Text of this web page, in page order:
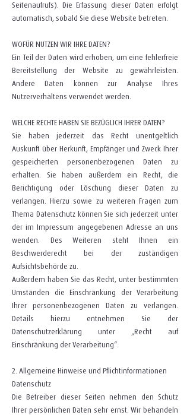
Seitenaufrufs). Die Erfassung dieser Daten erfolgt
automatisch, sobald Sie diese Website betreten.
WOFÜR NUTZEN WIR IHRE DATEN?
Ein Teil der Daten wird erhoben, um eine fehlerfreie
Bereitstellung der Website zu gewährleisten.
Andere Daten können zur Analyse Ihres
Nutzerverhaltens verwendet werden.
WELCHE RECHTE HABEN SIE BEZÜGLICH IHRER DATEN?
Sie haben jederzeit das Recht unentgeltlich
Auskunft über Herkunft, Empfänger und Zweck Ihrer
gespeicherten personenbezogenen Daten zu
erhalten. Sie haben außerdem ein Recht, die
Berichtigung oder Löschung dieser Daten zu
verlangen. Hierzu sowie zu weiteren Fragen zum
Thema Datenschutz können Sie sich jederzeit unter
der im Impressum angegebenen Adresse an uns
wenden. Des Weiteren steht Ihnen ein
Beschwerderecht bei der zuständigen
Aufsichtsbehörde zu.
Außerdem haben Sie das Recht, unter bestimmten
Umständen die Einschränkung der Verarbeitung
Ihrer personenbezogenen Daten zu verlangen.
Details hierzu entnehmen Sie der
Datenschutzerklärung unter „Recht auf
Einschränkung der Verarbeitung“.
2. Allgemeine Hinweise und Pflichtinformationen
Datenschutz
Die Betreiber dieser Seiten nehmen den Schutz
Ihrer persönlichen Daten sehr ernst. Wir behandeln